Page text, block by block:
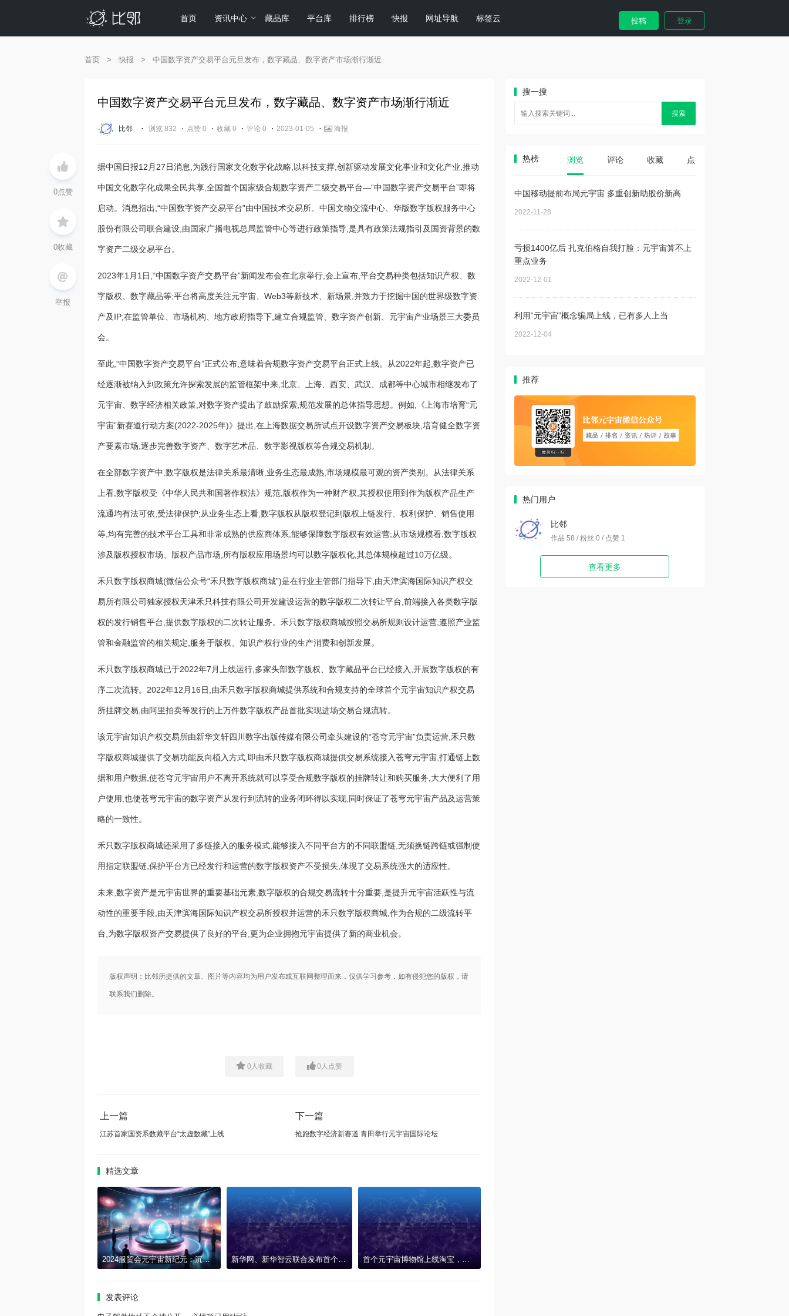
首页 资讯中心 藏品库 平台库 排行榜 快报 网址导航 标签云 投稿 登录
0点赞
0收藏
举报
首页 > 快报 > 中国数字资产交易平台元旦发布，数字藏品、数字资产市场渐行渐近
中国数字资产交易平台元旦发布，数字藏品、数字资产市场渐行渐近
比邻 · 浏览 832 · 点赞 0 · 收藏 0 · 评论 0 · 2023-01-05 · 海报
据中国日报12月27日消息,为践行国家文化数字化战略,以科技支撑,创新驱动发展文化事业和文化产业,推动
中国文化数字化成果全民共享,全国首个国家级合规数字资产二级交易平台—“中国数字资产交易平台”即将
启动。消息指出,“中国数字资产交易平台”由中国技术交易所、中国文物交流中心、华版数字版权服务中心
股份有限公司联合建设,由国家广播电视总局监管中心等进行政策指导,是具有政策法规指引及国资背景的数
字资产二级交易平台。
2023年1月1日,“中国数字资产交易平台”新闻发布会在北京举行,会上宣布,平台交易种类包括知识产权、数
字版权、数字藏品等;平台将高度关注元宇宙、Web3等新技术、新场景,并致力于挖掘中国的世界级数字资
产及IP;在监管单位、市场机构、地方政府指导下,建立合规监管、数字资产创新、元宇宙产业场景三大委员
会。
至此,“中国数字资产交易平台”正式公布,意味着合规数字资产交易平台正式上线。从2022年起,数字资产已
经逐渐被纳入到政策允许探索发展的监管框架中来,北京、上海、西安、武汉、成都等中心城市相继发布了
元宇宙、数字经济相关政策,对数字资产提出了鼓励探索,规范发展的总体指导思想。例如,《上海市培育“元
宇宙”新赛道行动方案(2022-2025年)》提出,在上海数据交易所试点开设数字资产交易板块,培育健全数字资
产要素市场,逐步完善数字资产、数字艺术品、数字影视版权等合规交易机制。
在全部数字资产中,数字版权是法律关系最清晰,业务生态最成熟,市场规模最可观的资产类别。从法律关系
上看,数字版权受《中华人民共和国著作权法》规范,版权作为一种财产权,其授权使用到作为版权产品生产
流通均有法可依,受法律保护;从业务生态上看,数字版权从版权登记到版权上链发行、权利保护、销售使用
等,均有完善的技术平台工具和非常成熟的供应商体系,能够保障数字版权有效运营;从市场规模看,数字版权
涉及版权授权市场、版权产品市场,所有版权应用场景均可以数字版权化,其总体规模超过10万亿级。
禾只数字版权商城(微信公众号“禾只数字版权商城”)是在行业主管部门指导下,由天津滨海国际知识产权交
易所有限公司独家授权天津禾只科技有限公司开发建设运营的数字版权二次转让平台,前端接入各类数字版
权的发行销售平台,提供数字版权的二次转让服务。禾只数字版权商城按照交易所规则设计运营,遵照产业监
管和金融监管的相关规定,服务于版权、知识产权行业的生产消费和创新发展。
禾只数字版权商城已于2022年7月上线运行,多家头部数字版权、数字藏品平台已经接入,开展数字版权的有
序二次流转。2022年12月16日,由禾只数字版权商城提供系统和合规支持的全球首个元宇宙知识产权交易
所挂牌交易,由阿里拍卖等发行的上万件数字版权产品首批实现进场交易合规流转。
该元宇宙知识产权交易所由新华文轩四川数字出版传媒有限公司牵头建设的“苍穹元宇宙”负责运营,禾只数
字版权商城提供了交易功能反向植入方式,即由禾只数字版权商城提供交易系统接入苍穹元宇宙,打通链上数
据和用户数据,使苍穹元宇宙用户不离开系统就可以享受合规数字版权的挂牌转让和购买服务,大大便利了用
户使用,也使苍穹元宇宙的数字资产从发行到流转的业务闭环得以实现,同时保证了苍穹元宇宙产品及运营策
略的一致性。
禾只数字版权商城还采用了多链接入的服务模式,能够接入不同平台方的不同联盟链,无须换链跨链或强制使
用指定联盟链,保护平台方已经发行和运营的数字版权资产不受损失,体现了交易系统强大的适应性。
未来,数字资产是元宇宙世界的重要基础元素,数字版权的合规交易流转十分重要,是提升元宇宙活跃性与流
动性的重要手段,由天津滨海国际知识产权交易所授权并运营的禾只数字版权商城,作为合规的二级流转平
台,为数字版权资产交易提供了良好的平台,更为企业拥抱元宇宙提供了新的商业机会。
版权声明：比邻所提供的文章、图片等内容均为用户发布或互联网整理而来，仅供学习参考，如有侵犯您的版权，请
联系我们删除。
0 人收藏 0 人点赞
上一篇
江苏首家国资系数藏平台“太虚数藏”上线
下一篇
抢跑数字经济新赛道 青田举行元宇宙国际论坛
精选文章
2024服贸会元宇宙新纪元：沉浸式文化与科技交融的梦幻之旅 新华网、新华智云联合发布首个AIGC元宇宙系统“元卯”，技术赋能产业创新联盟
发表评论
搜一搜
搜索
热榜 浏览 评论 收藏 点赞
中国移动提前布局元宇宙 多重创新助股价新高
2022-11-28
亏损1400亿后 扎克伯格自我打脸：元宇宙算不上
重点业务
2022-12-01
利用“元宇宙”概念骗局上线，已有多人上当
2022-12-04
推荐
热门用户
比邻
作品 58 / 粉丝 0 / 点赞 1
查看更多